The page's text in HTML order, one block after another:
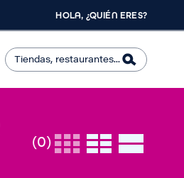
HOLA, ¿QUIÉN ERES?
(0)